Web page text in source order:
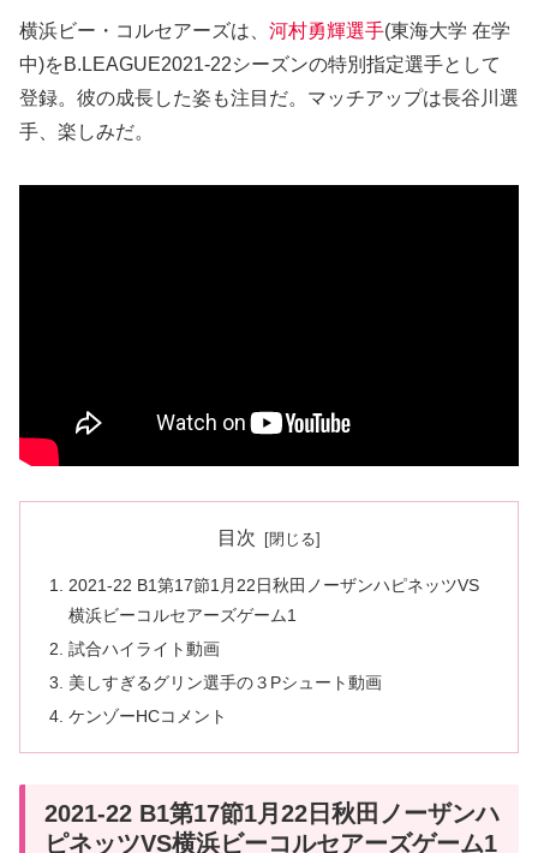
横浜ビー・コルセアーズは、 河村勇輝選手(東海大学 在学
中)をB.LEAGUE2021-22シーズンの特別指定選手として
登録。彼の成長した姿も注目だ。マッチアップは長谷川選
手、楽しみだ。
目次
2021-22 B1第17節1月22日秋田ノーザンハピネッツVS
横浜ビーコルセアーズゲーム1
試合ハイライト動画
美しすぎるグリン選手の３Pシュート動画
ケンゾーHCコメント
2021-22 B1第17節1月22日秋田ノーザンハ
ピネッツVS横浜ビーコルセアーズゲーム1